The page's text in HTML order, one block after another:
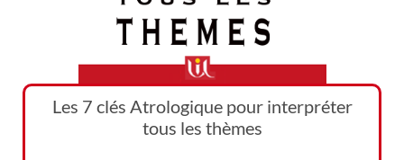
Les 7 clés Atrologique pour interpréter
tous les thèmes